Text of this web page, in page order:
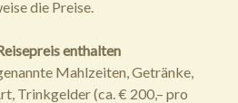
die Preise.
enthalten
Mahlzeiten, Getränke,
Trinkgelder (ca. € 200,– pro